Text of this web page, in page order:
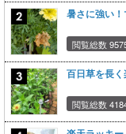
暑さに強い！
閲覧総数
百日草を長
閲覧総数